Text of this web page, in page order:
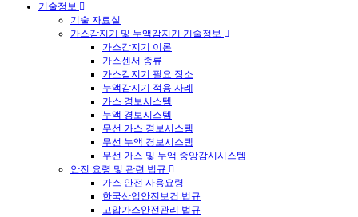
기술정보
기술 자료실
가스감지기 및 누액감지기 기술정보
가스감지기 이론
가스센서 종류
가스감지기 필요 장소
누액감지기 적용 사례
가스 경보시스템
누액 경보시스템
무선 가스 경보시스템
무선 누액 경보시스템
무선 가스 및 누액 중앙감시시스템
안전 요령 및 관련 법규
가스 안전 사용요령
한국산업안전보건 법규
고압가스안전관리 법규